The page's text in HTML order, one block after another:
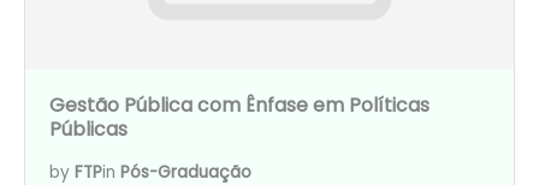
Gestão Pública com Ênfase em Políticas
Públicas
by FTPin Pós-Graduação